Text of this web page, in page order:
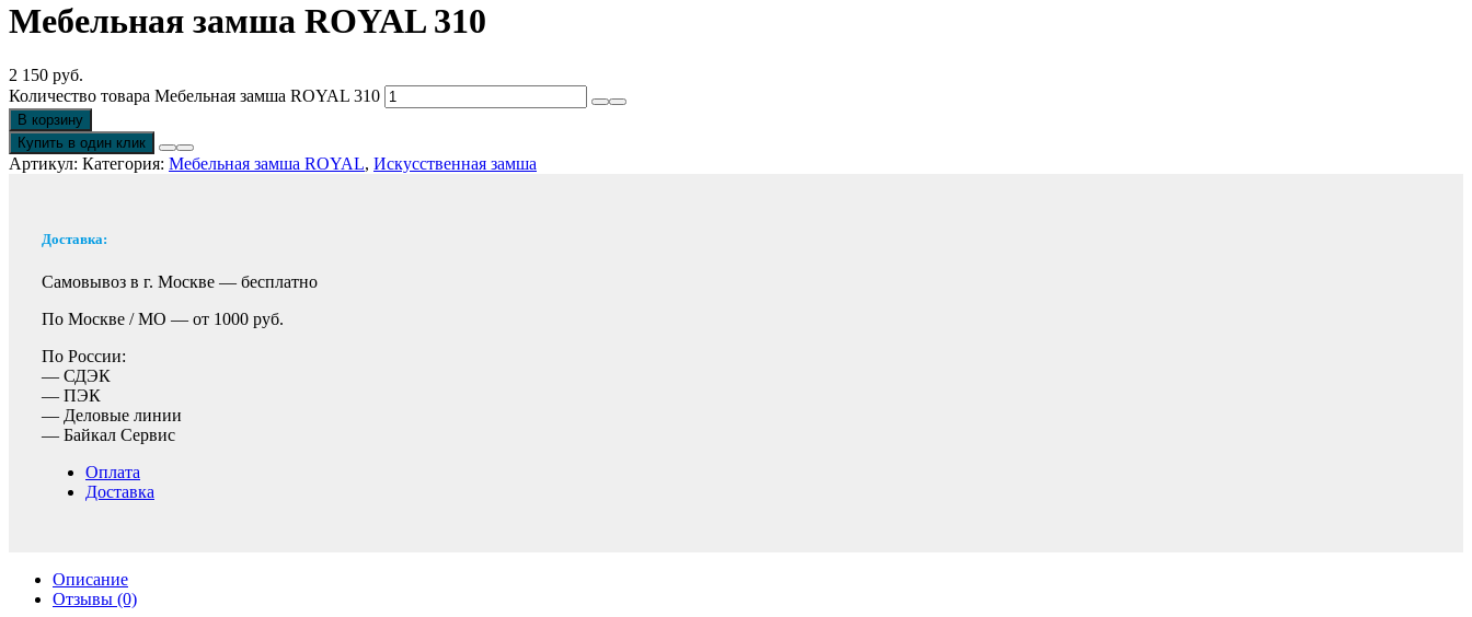
Мебельная замша ROYAL 310
2 150 руб.
Количество товара Мебельная замша ROYAL 310
В корзину
Купить в один клик
Артикул: Категория: Мебельная замша ROYAL, Искусственная замша
Доставка:
Самовывоз в г. Москве — бесплатно
По Москве / МО — от 1000 руб.
По России:
— СДЭК
— ПЭК
— Деловые линии
— Байкал Сервис
Оплата
Доставка
Описание
Отзывы (0)